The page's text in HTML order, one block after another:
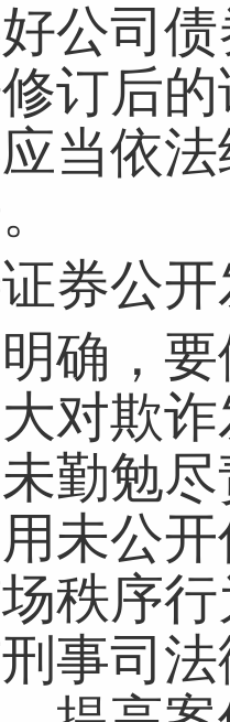
公司
订后
当依
券公
明确，
对欺
勤勉
未公
秩序
事司